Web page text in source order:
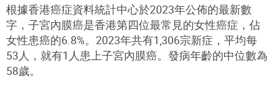
小貼士‧「家」資源
根據香港癌症資料統計中心於2023年公佈的最新數
字，子宮內膜癌是香港第四位最常見的女性癌症，佔
女性患癌的6.8%。2023年共有1,306宗新症，平均每
53人，就有1人患上子宮內膜癌。發病年齡的中位數為
58歲。